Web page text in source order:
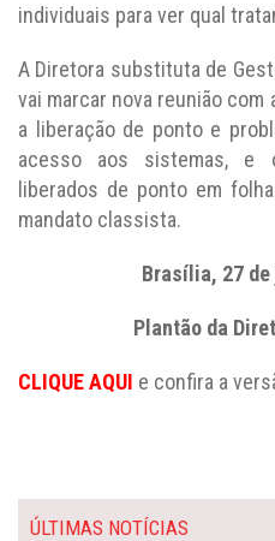
individuais para ver qual
A Diretora substituta de
vai marcar nova reunião com
a liberação de ponto e
acesso aos sistemas, e
liberados de ponto em
mandato classista.
Brasília, 27 de
Plantão da
CLIQUE AQUI e confira a
ÚLTIMAS NOTÍCIAS